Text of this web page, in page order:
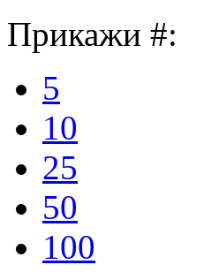
Прикажи #:
5
10
25
50
100